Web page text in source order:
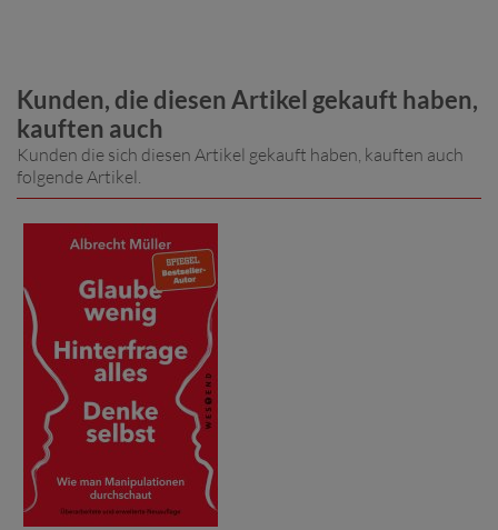
Kunden, die diesen Artikel gekauft haben,
kauften auch
Kunden die sich diesen Artikel gekauft haben, kauften auch
folgende Artikel.